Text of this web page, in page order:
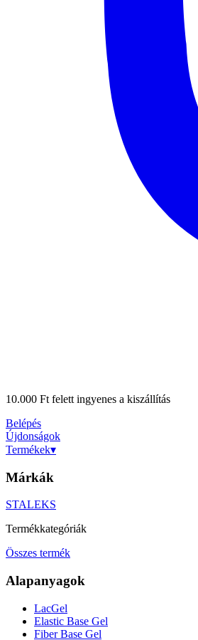
10.000 Ft felett ingyenes a kiszállítás
Belépés
Újdonságok
Termékek▾
Márkák
STALEKS
Termékkategóriák
Összes termék
Alapanyagok
LacGel
Elastic Base Gel
Fiber Base Gel